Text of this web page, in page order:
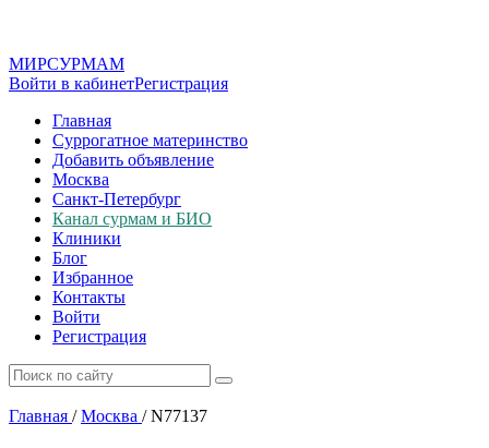
МИРСУРМАМ
Войти в кабинетРегистрация
Главная
Суррогатное материнство
Добавить объявление
Москва
Санкт-Петербург
Канал сурмам и БИО
Клиники
Блог
Избранное
Контакты
Войти
Регистрация
Главная / Москва /N77137